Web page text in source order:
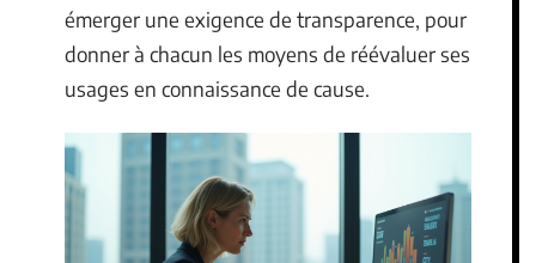
émerger une exigence de transparence, pour
donner à chacun les moyens de réévaluer ses
usages en connaissance de cause.